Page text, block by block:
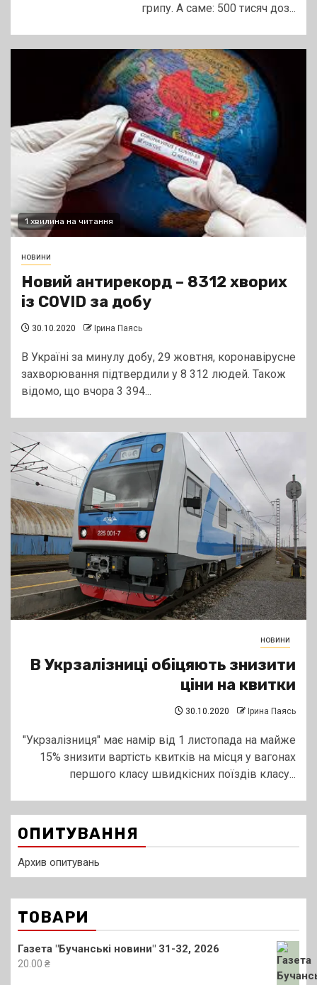
грипу. А саме: 500 тисяч доз...
1 хвилина на читання
новини
Новий антирекорд – 8312 хворих
із COVID за добу
30.10.2020 Ірина Паясь
В Україні за минулу добу, 29 жовтня, коронавірусне
захворювання підтвердили у 8 312 людей. Також
відомо, що вчора 3 394...
новини
В Укрзалізниці обіцяють знизити
ціни на квитки
30.10.2020 Ірина Паясь
"Укрзалізниця" має намір від 1 листопада на майже
15% знизити вартість квитків на місця у вагонах
першого класу швидкісних поїздів класу...
ОПИТУВАННЯ
Архив опитувань
ТОВАРИ
Газета "Бучанські новини" 31-32, 2026
20.00 ₴